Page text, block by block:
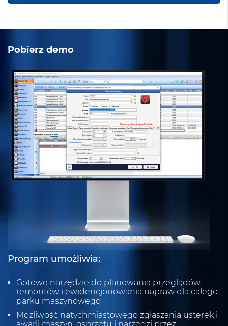
Pobierz demo
Program umożliwia:
Gotowe narzędzie do planowania przeglądów,
remontów i ewidencjonowania napraw dla całego
parku maszynowego
Możliwość natychmiastowego zgłaszania usterek i